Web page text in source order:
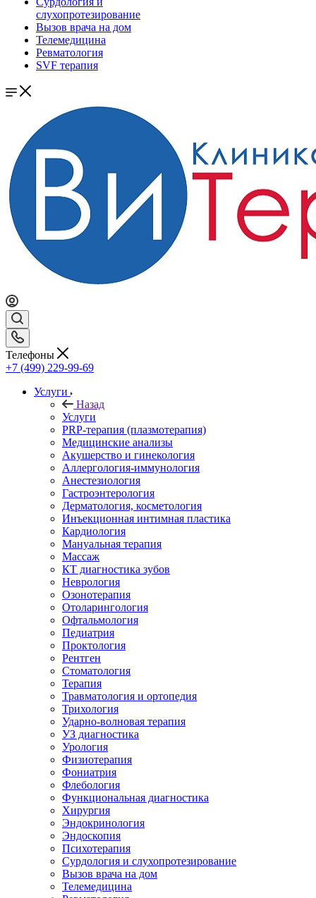
слухопротезирование
Вызов врача на дом
Телемедицина
Ревматология
SVF терапия
Телефоны
+7 (499) 229-99-69
Услуги
Назад
Услуги
PRP-терапия (плазмотерапия)
Медицинские анализы
Акушерство и гинекология
Аллергология-иммунология
Анестезиология
Гастроэнтерология
Дерматология, косметология
Инъекционная интимная пластика
Кардиология
Мануальная терапия
Массаж
КТ диагностика зубов
Неврология
Озонотерапия
Отоларингология
Офтальмология
Педиатрия
Проктология
Рентген
Стоматология
Терапия
Травматология и ортопедия
Трихология
Ударно-волновая терапия
УЗ диагностика
Урология
Физиотерапия
Фониатрия
Флебология
Функциональная диагностика
Хирургия
Эндокринология
Эндоскопия
Психотерапия
Сурдология и слухопротезирование
Вызов врача на дом
Телемедицина